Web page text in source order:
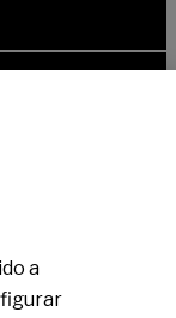
NIF A08000143.
a